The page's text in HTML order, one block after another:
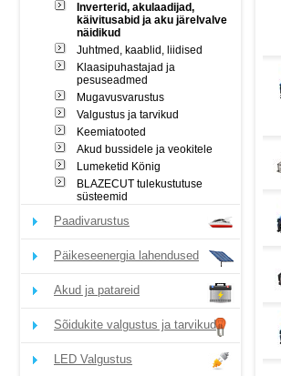
Inverterid, akulaadijad,
käivitusabid ja aku järelvalve
näidikud
Juhtmed, kaablid, liidised
Klaasipuhastajad ja
pesuseadmed
Mugavusvarustus
Valgustus ja tarvikud
Keemiatooted
Akud bussidele ja veokitele
Lumeketid König
BLAZECUT tulekustutuse
süsteemid
Paadivarustus
Päikeseenergia lahendused
Akud ja patareid
Sõidukite valgustus ja tarvikud
LED Valgustus